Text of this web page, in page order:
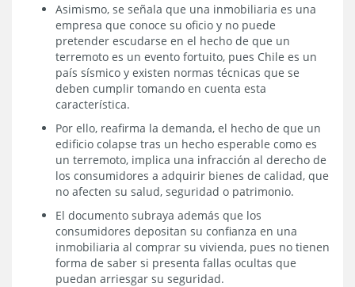
Asimismo, se señala que una inmobiliaria es una
empresa que conoce su oficio y no puede
pretender escudarse en el hecho de que un
terremoto es un evento fortuito, pues Chile es un
país sísmico y existen normas técnicas que se
deben cumplir tomando en cuenta esta
característica.
Por ello, reafirma la demanda, el hecho de que un
edificio colapse tras un hecho esperable como es
un terremoto, implica una infracción al derecho de
los consumidores a adquirir bienes de calidad, que
no afecten su salud, seguridad o patrimonio.
El documento subraya además que los
consumidores depositan su confianza en una
inmobiliaria al comprar su vivienda, pues no tienen
forma de saber si presenta fallas ocultas que
puedan arriesgar su seguridad.